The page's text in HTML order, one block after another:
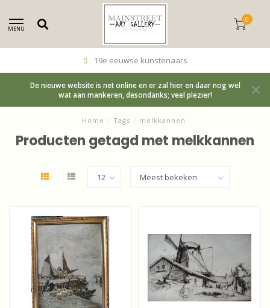
MENU
0
19e eeuwse kunstenaars
De nieuwe website is net online en er zal hier en daar nog wel
wat aan mankeren, desondanks; veel plezier!
Home / Tags / melkkannen
Producten getagd met melkkannen